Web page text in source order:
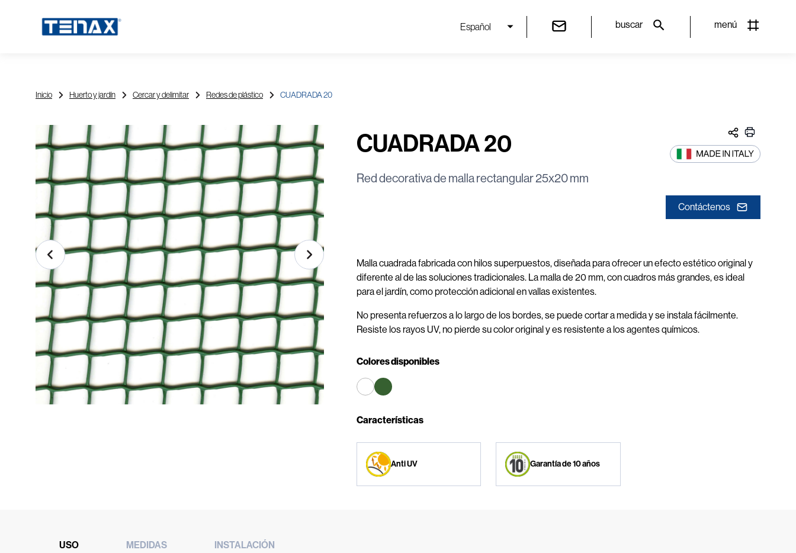
Español buscar menú
Inicio Huerto y jardín Cercar y delimitar Redes de plástico CUADRADA 20
CUADRADA 20
Red decorativa de malla rectangular 25x20 mm
Contáctenos
Malla cuadrada fabricada con hilos superpuestos, diseñada para ofrecer un efecto estético original y
diferente al de las soluciones tradicionales. La malla de 20 mm, con cuadros más grandes, es ideal
para el jardín, como protección adicional en vallas existentes.
No presenta refuerzos a lo largo de los bordes, se puede cortar a medida y se instala fácilmente.
Resiste los rayos UV, no pierde su color original y es resistente a los agentes químicos.
Colores disponibles
Características
Anti UV Garantía de 10 años
USO MEDIDAS INSTALACIÓN